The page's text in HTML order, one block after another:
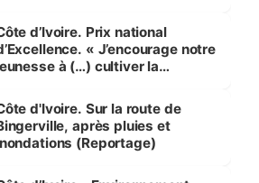
d’Ivoire. Prix national
« J’encourage notre
à (…) cultiver la
Ouattara
d'Ivoire. Sur la route de
après pluies et
(Reportage)